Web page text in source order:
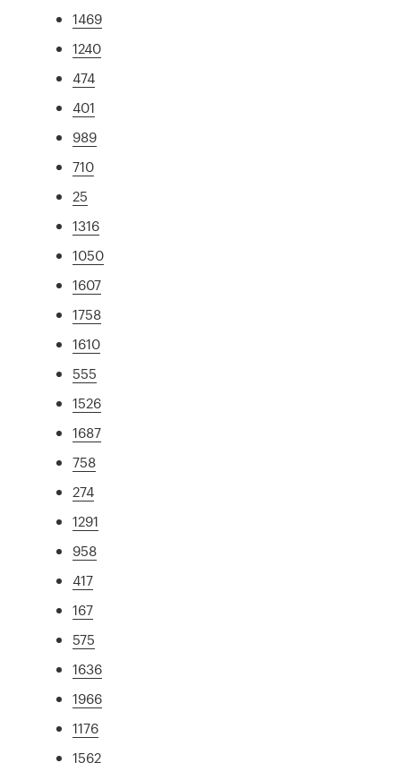
1469
1240
474
401
989
710
25
1316
1050
1607
1758
1610
555
1526
1687
758
274
1291
958
417
167
575
1636
1966
1176
1562